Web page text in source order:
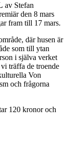
av Stefan
den 8 mars
fram till 17 mars.
där husen är
som till ytan
i själva verket
träffa de troende
Von
och frågorna
120 kronor och